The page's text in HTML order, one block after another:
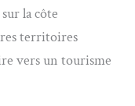
la côte
territoires
vers un tourisme